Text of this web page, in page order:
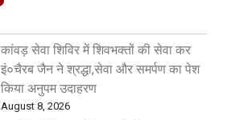
कांवड़ सेवा शिविर में शिवभक्तों की सेवा कर
इं०चैरब जैन ने श्रद्धा,सेवा और समर्पण का पेश
किया अनुपम उदाहरण
August 8, 2026